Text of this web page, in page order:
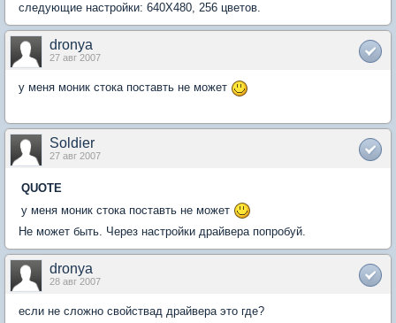
следующие настройки: 640Х480, 256 цветов.
dronya
27 авг 2007
у меня моник стока поставть не может
Soldier
27 авг 2007
QUOTE
у меня моник стока поставть не может
Не может быть. Через настройки драйвера попробуй.
dronya
28 авг 2007
если не сложно свойствад драйвера это где?